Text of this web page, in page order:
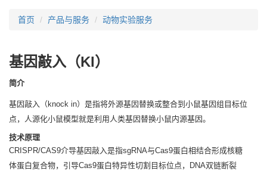
首页 产品与服务 动物实验服务
基因敲入（KI）
简介
基因敲入（knock in）是指将外源基因替换或整合到小鼠基因组目标位
点，人源化小鼠模型就是利用人类基因替换小鼠内源基因。
技术原理
CRISPR/CAS9介导基因敲入是指sgRNA与Cas9蛋白相结合形成核糖
体蛋白复合物，引导Cas9蛋白特异性切割目标位点，DNA双链断裂